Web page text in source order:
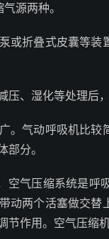
源两种。
或折叠式皮囊等
、湿化等处理后
。气动呼吸机比
分。
气压缩系统是呼
动两个活塞做交
作用。空气压缩